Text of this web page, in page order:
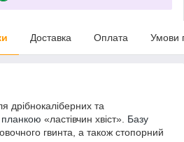
Доставка Оплата Умови
дрібнокаліберних та
планкою «ластівчин хвіст». Базу
гвинта, а також стопорний